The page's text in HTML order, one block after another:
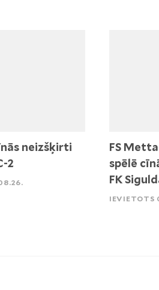
neizšķirti
2
FS
spēlē
FK
IEVIETOTS